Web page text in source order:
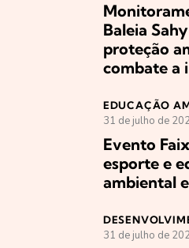
Baleia
proteção
combate a
EDUCAÇÃO
31 de julho de
Evento
esporte e
ambiental
31 de julho de